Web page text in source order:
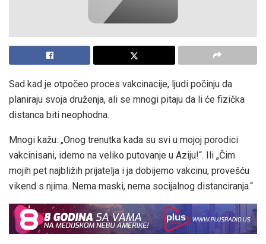
Sad kad je otpočeo proces vakcinacije, ljudi počinju da
planiraju svoja druženja, ali se mnogi pitaju da li će fizička
distanca biti neophodna.
Mnogi kažu: „Onog trenutka kada su svi u mojoj porodici
vakcinisani, idemo na veliko putovanje u Aziju!“. Ili „Čim
mojih pet najbližih prijatelja i ja dobijemo vakcinu, provešću
vikend s njima. Nema maski, nema socijalnog distanciranja.“